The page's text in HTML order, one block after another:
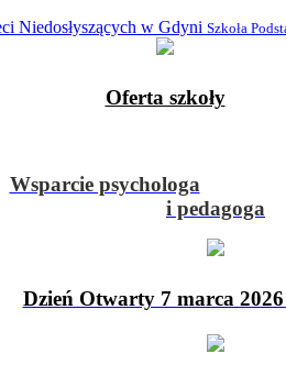
Niedosłyszących w Gdyni Szkoła
Oferta szkoły
Wsparcie psychologa
i pedagoga
Dzień Otwarty 7 marca